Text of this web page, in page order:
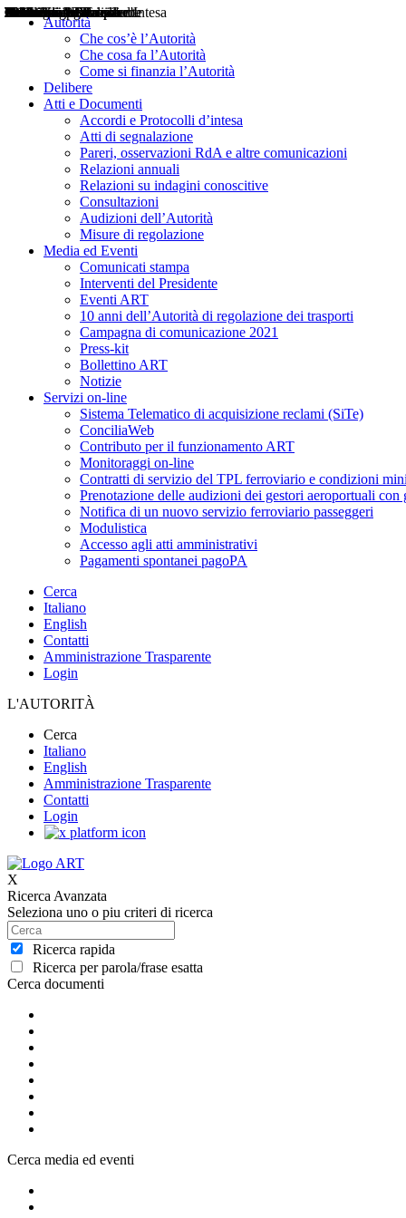
Autorità
Che cos’è l’Autorità
Che cosa fa l’Autorità
Come si finanzia l’Autorità
Delibere
Atti e Documenti
Accordi e Protocolli d’intesa
Atti di segnalazione
Pareri, osservazioni RdA e altre comunicazioni
Relazioni annuali
Relazioni su indagini conoscitive
Consultazioni
Audizioni dell’Autorità
Misure di regolazione
Media ed Eventi
Comunicati stampa
Interventi del Presidente
Eventi ART
10 anni dell’Autorità di regolazione dei trasporti
Campagna di comunicazione 2021
Press-kit
Bollettino ART
Notizie
Servizi on-line
Sistema Telematico di acquisizione reclami (SiTe)
ConciliaWeb
Contributo per il funzionamento ART
Monitoraggi on-line
Contratti di servizio del TPL ferroviario e condizioni
Prenotazione delle audizioni dei gestori aeroportuali con
Notifica di un nuovo servizio ferroviario passeggeri
Modulistica
Accesso agli atti amministrativi
Pagamenti spontanei pagoPA
Cerca
Italiano
English
Contatti
Amministrazione Trasparente
Login
L'AUTORITÀ
Cerca
Italiano
English
Amministrazione Trasparente
Contatti
Login
X
Ricerca Avanzata
Seleziona uno o piu criteri di ricerca
Ricerca rapida
Ricerca per parola/frase esatta
Cerca documenti
Delibere
Pareri
Consultazioni
Audizioni
Atti di Segnalazione
Accordi e Protocolli d'Intesa
Relazioni annuali
Misure di regolazione
Cerca media ed eventi
Notizie
Comunicati Stampa
Bollettini ART
Convegni ART
Interviste del Presidente
Articoli in primo piano
Interventi del Presidente
2004
2005
2010
2013
2014
2015
2016
2017
2018
2019
202
2020
2021
2022
2023
2024
2025
2026
Aereo
Marittimo
Terrestre